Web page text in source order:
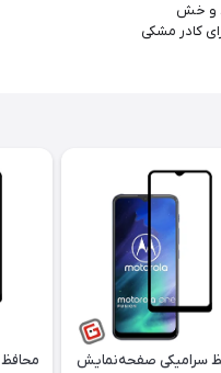
و خش
کادر مشکی
محافظ سرامیکی صفحه‌‌‌‌‎نمایش